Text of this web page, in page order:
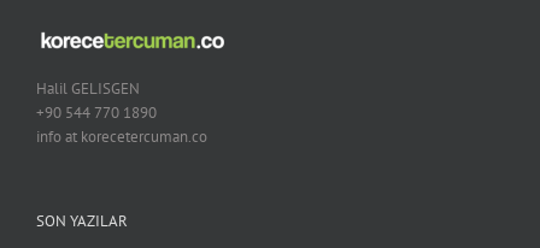
Halil GELISGEN
+90 544 770 1890
info at korecetercuman.co
SON YAZILAR